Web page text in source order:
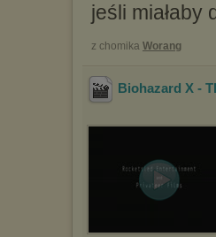
jeśli miałaby
z chomika Worang
Biohazard X -